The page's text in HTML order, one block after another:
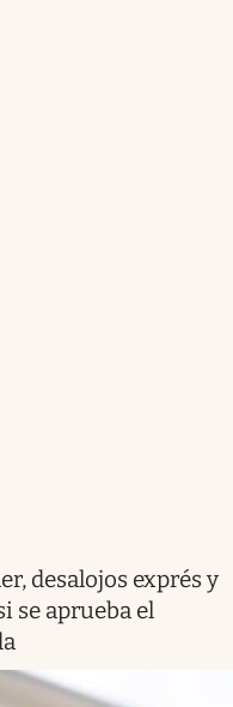
desalojos exprés y
se aprueba el